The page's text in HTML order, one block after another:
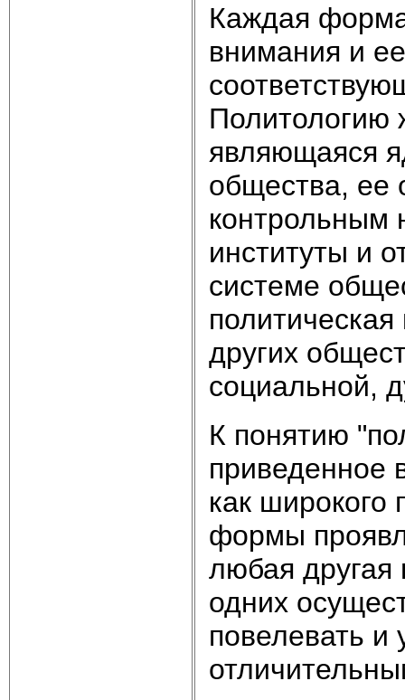
Каждая
внимания и
Политологию
являющаяся
общества, ее
контрольным
институты и
системе
политическая
других
социальной,
К понятию
приведенное
как
формы
любая другая
одних
повелевать и